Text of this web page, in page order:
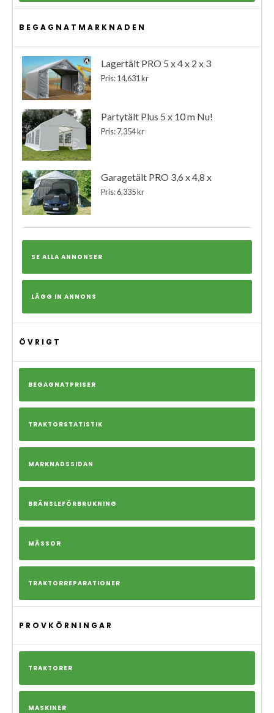
BEGAGNATMARKNADEN
Lagertält PRO 5 x 4 x 2 x 3
Pris: 14,631 kr
Partytält Plus 5 x 10 m Nu!
Pris: 7,354 kr
Garagetält PRO 3,6 x 4,8 x
Pris: 6,335 kr
SE ALLA ANNONSER
LÄGG IN ANNONS
ÖVRIGT
BEGAGNATPRISER
TRAKTORSTATISTIK
MARKNADSSIDAN
BRÄNSLEFÖRBRUKNING
MÄSSOR
TRAKTORREPARATIONER
PROVKÖRNINGAR
TRAKTORER
MASKINER